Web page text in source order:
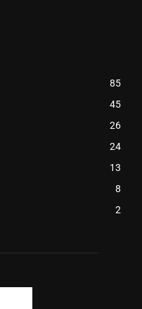
85
45
26
24
13
8
2